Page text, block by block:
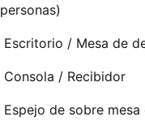
personas)
Escritorio / Mesa de
Consola / Recibidor
Espejo de sobre mesa